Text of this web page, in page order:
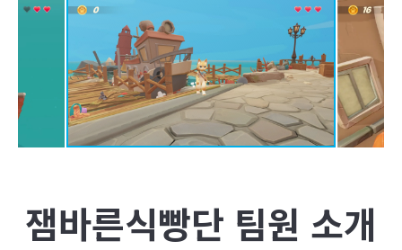
잼바른식빵단 팀원 소개